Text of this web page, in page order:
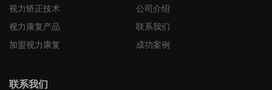
视力矫正技术
视力康复产品
加盟视力康复
公司介绍
联系我们
成功案例
联系我们